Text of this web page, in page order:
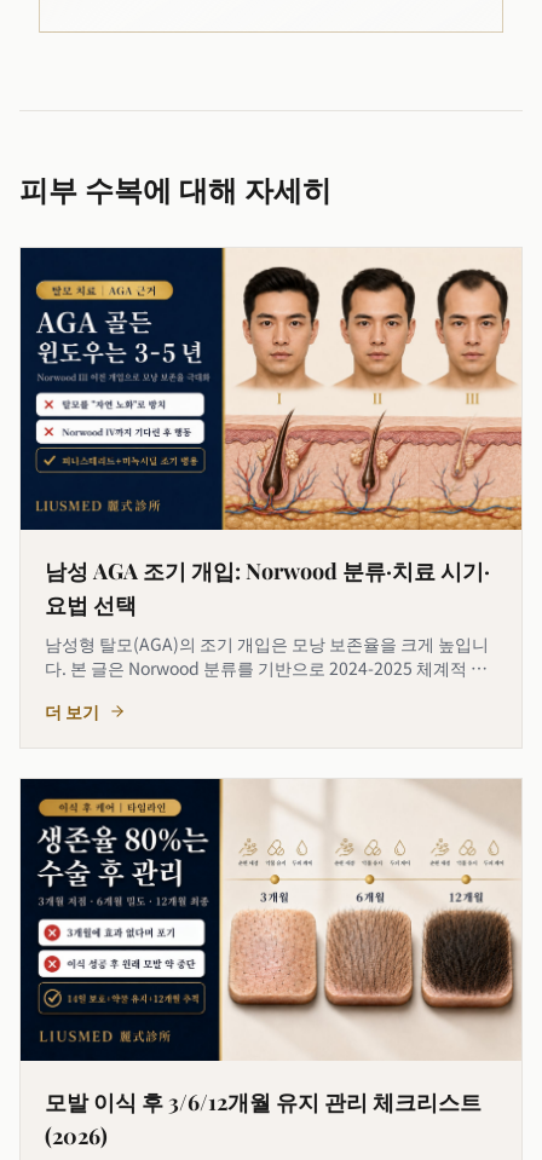
피부 수복에 대해 자세히
남성 AGA 조기 개입: Norwood 분류·치료 시기·
요법 선택
남성형 탈모(AGA)의 조기 개입은 모낭 보존율을 크게 높입니
다. 본 글은 Norwood 분류를 기반으로 2024-2025 체계적 검
피나스테리드, 미녹시딜, PRP, 저출력 레이저의 근
더 보기
모발 이식 후 3/6/12개월 유지 관리 체크리스트
(2026)